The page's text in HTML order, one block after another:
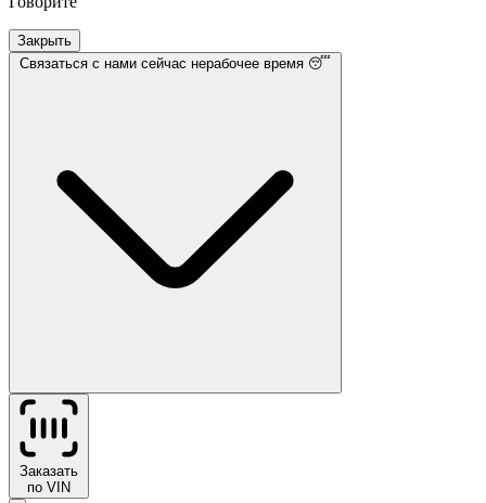
Закрыть
Связаться с нами сейчас нерабочее время 😴
Заказать
по VIN